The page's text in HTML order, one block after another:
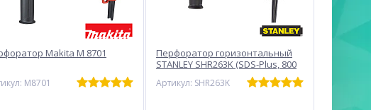
Makita M 8701
M8701
Перфоратор горизонтальный
STANLEY SHR263K (SDS-Plus, 800
Артикул: SHR263K